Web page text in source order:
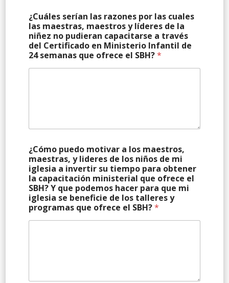
¿Cuáles serían las razones por las cuales
las maestras, maestros y líderes de la
niñez no pudieran capacitarse a través
del Certificado en Ministerio Infantil de
24 semanas que ofrece el SBH?*
¿Cómo puedo motivar a los maestros,
maestras, y lideres de los niños de mi
iglesia a invertir su tiempo para obtener
la capacitación ministerial que ofrece el
SBH? Y que podemos hacer para que mi
iglesia se beneficie de los talleres y
programas que ofrece el SBH?*